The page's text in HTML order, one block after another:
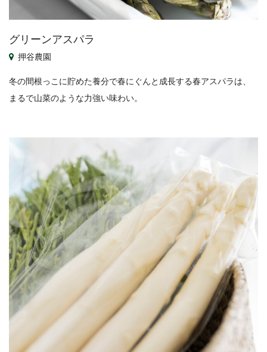
グリーンアスパラ
押谷農園
冬の間根っこに貯めた養分で春にぐんと成長する春アスパラは、
まるで山菜のような力強い味わい。